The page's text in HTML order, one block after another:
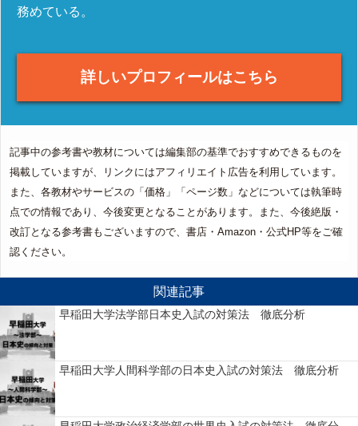
務めている。
詳しいプロフィールはこちら
記事中の参考書や教材については編集部の基準でおすすめできるものを
掲載していますが、リンクにはアフィリエイト広告を利用しています。
また、各教材やサービスの「価格」「ページ数」などについては執筆時
点での情報であり、今後変更となることがあります。また、今後絶版・
改訂となる参考書もございますので、書店・Amazon・公式HP等をご確
認ください。
関連記事
早稲田大学法学部日本史入試の対策法 徹底分析
早稲田大学人間科学部の日本史入試の対策法 徹底分析